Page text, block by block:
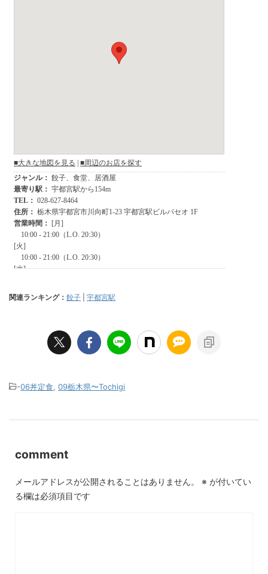
関連ランキング： 餃子 宇都宮駅
-06丼定食 09栃木県〜Tochigi
comment
メールアドレスが公開されることはありません。 ※ が付いてい
る欄は必須項目です